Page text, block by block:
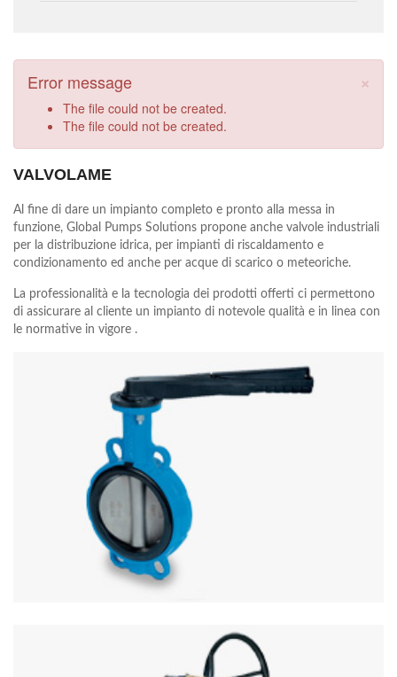
×
Error message
The file could not be created.
The file could not be created.
VALVOLAME
Al fine di dare un impianto completo e pronto alla messa in
funzione, Global Pumps Solutions propone anche valvole industriali
per la distribuzione idrica, per impianti di riscaldamento e
condizionamento ed anche per acque di scarico o meteoriche.
La professionalità e la tecnologia dei prodotti offerti ci permettono
di assicurare al cliente un impianto di notevole qualità e in linea con
le normative in vigore .